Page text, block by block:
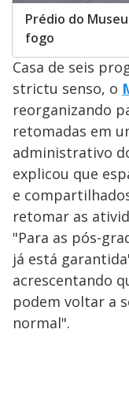
Prédio do
fogo
Casa de seis
strictu senso, o
reorganizando
retomadas em
administrativo
explicou que
e
retomar as
"Para as pós-
já está
acrescentando
podem voltar a
normal".